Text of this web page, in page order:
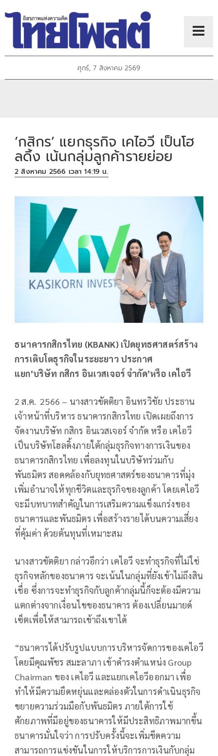
ศุกร์, 7 สิงหาคม 2569
‘กสิกร’ แยกธุรกิจ เคไอวี เป็นโฮ
ลดิ้ง เน้นกลุ่มลูกค้ารายย่อย
2 สิงหาคม 2566 เวลา 14:19 น.
ธนาคารกสิกรไทย (KBANK) เปิดยุทธศาสตร์สร้าง
การเติบโตธุรกิจในระยะยาว ประกาศ
แยก’บริษัท กสิกร อินเวสเจอร์ จำกัด’หรือ เคไอวี
2 ส.ค. 2566 – นางสาวขัตติยา อินทรวิชัย ประธาน
เจ้าหน้าที่บริหาร ธนาคารกสิกรไทย เปิดเผยถึงการ
จัดงานบริษัท กสิกร อินเวสเจอร์ จำกัด หรือ เคไอวี
เป็นบริษัทโฮลดิ้งภายใต้กลุ่มธุรกิจทางการเงินของ
ธนาคารกสิกรไทย เพื่อลงทุนในบริษัทร่วมกับ
พันธมิตร สอดคล้องกับยุทธศาสตร์ของธนาคารที่มุ่ง
เพิ่มอำนาจให้ทุกชีวิตและธุรกิจของลูกค้า โดยเคไอวี
จะมีบทบาทสำคัญในการเสริมความแข็งแกร่งของ
ธนาคารและพันธมิตร เพื่อสร้างรายได้บนความเสี่ยง
ที่คุ้มค่า ด้วยต้นทุนที่เหมาะสม
นางสาวขัตติยา กล่าวอีกว่า เคไอวี จะทำธุรกิจที่ไม่ใช่
ธุรกิจหลักของธนาคาร จะเน้นในกลุ่มที่ยังเข้าไม่ถึงสิน
เชื่อ ซึ่งการจะทำธุรกิจกับลูกค้ากลุ่มนี้ก็จะต้องมีความ
แตกต่างจากเงื่อนไขของธนาคาร ต้องเปลี่ยนมายด์
เซ็ตเพื่อให้สามารถเข้าถึงเขาได้
“ธนาคารได้ปรับรูปแบบการบริหารจัดการของเคไอวี
โดยมีคุณพัชร สมะลาภา เข้าดำรงตำแหน่ง Group
Chairman ของ เคไอวี และแยกเคไอวีออกมา เพื่อ
ทำให้มีความยืดหยุ่นและคล่องตัวในการดำเนินธุรกิจ
ขยายความร่วมมือกับพันธมิตร ภายใต้การใช้
ศักยภาพที่มีอยู่ของธนาคารให้มีประสิทธิภาพมากขึ้น
ธนาคารมั่นใจว่า การปรับครั้งนี้จะเพิ่มขีดความ
สามารถการแข่งขันในการให้บริการการเงินกับกลุ่ม